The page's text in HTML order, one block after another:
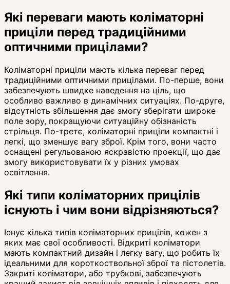
Які переваги мають коліматорні
приціли перед традиційними
оптичними прицілами?
Коліматорні приціли мають кілька переваг перед
традиційними оптичними прицілами. По-перше, вони
забезпечують швидке наведення на ціль, що
особливо важливо в динамічних ситуаціях. По-друге,
відсутність збільшення дає змогу зберігати широке
поле зору, покращуючи ситуаційну обізнаність
стрільця. По-третє, коліматорні приціли компактні і
легкі, що зменшує вагу зброї. Крім того, вони часто
оснащені регульованою яскравістю проекції, що дає
змогу використовувати їх у різних умовах
освітлення.
Які типи коліматорних прицілів
існують і чим вони відрізняються?
Існує кілька типів коліматорних прицілів, кожен з
яких має свої особливості. Відкриті коліматори
мають компактний дизайн і легку вагу, що робить їх
ідеальними для короткоствольної зброї та пістолетів.
Закриті коліматори, або трубкові, забезпечують